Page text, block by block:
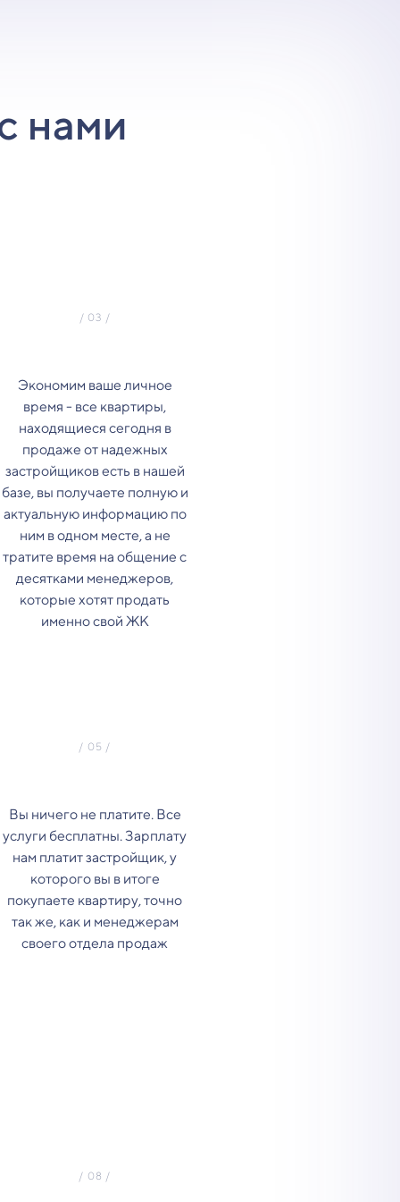
нами
Экономим ваше личное
время - все квартиры,
находящиеся сегодня в
продаже от надежных
застройщиков есть в нашей
базе, вы получаете полную и
актуальную информацию по
ним в одном месте, а не
тратите время на общение с
десятками менеджеров,
которые хотят продать
именно свой ЖК
Вы ничего не платите. Все
услуги бесплатны. Зарплату
нам платит застройщик, у
которого вы в итоге
покупаете квартиру, точно
так же, как и менеджерам
своего отдела продаж